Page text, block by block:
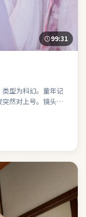
99:31
型为科幻。童年记
然对上号。镜头长
情绪张力。影像风
。